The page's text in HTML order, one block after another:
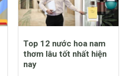
Top 12 nước hoa nam
thơm lâu tốt nhất hiện
nay